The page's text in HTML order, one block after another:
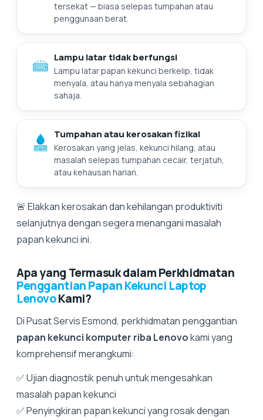
tersekat — biasa selepas tumpahan atau
penggunaan berat.
Lampu latar tidak berfungsi
Lampu latar papan kekunci berkelip, tidak
menyala, atau hanya menyala sebahagian
sahaja.
Tumpahan atau kerosakan fizikal
Kerosakan yang jelas, kekunci hilang, atau
masalah selepas tumpahan cecair, terjatuh,
atau kehausan harian.
🚨 Elakkan kerosakan dan kehilangan produktiviti
selanjutnya dengan segera menangani masalah
papan kekunci ini.
Apa yang Termasuk dalam Perkhidmatan
Penggantian Papan Kekunci Laptop
LenovoKami?
Di Pusat Servis Esmond, perkhidmatan penggantian
papan kekunci komputer riba Lenovokami yang
komprehensif merangkumi:
✅ Ujian diagnostik penuh untuk mengesahkan
masalah papan kekunci
✅ Penyingkiran papan kekunci yang rosak dengan